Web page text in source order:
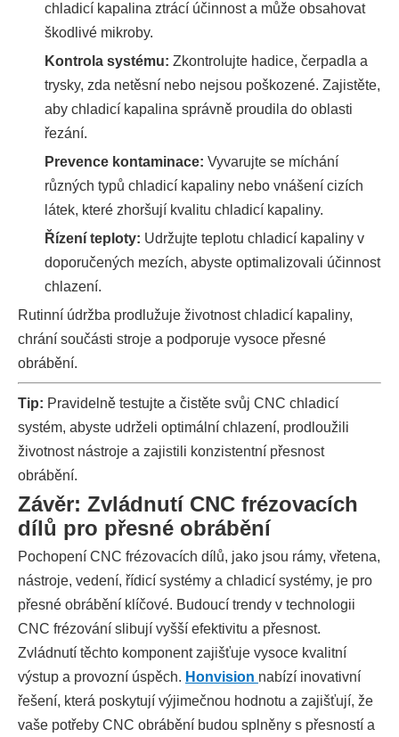
chladicí kapalina ztrácí účinnost a může obsahovat
škodlivé mikroby.
Kontrola systému: Zkontrolujte hadice, čerpadla a
trysky, zda netěsní nebo nejsou poškozené. Zajistěte,
aby chladicí kapalina správně proudila do oblasti
řezání.
Prevence kontaminace: Vyvarujte se míchání
různých typů chladicí kapaliny nebo vnášení cizích
látek, které zhoršují kvalitu chladicí kapaliny.
Řízení teploty: Udržujte teplotu chladicí kapaliny v
doporučených mezích, abyste optimalizovali účinnost
chlazení.
Rutinní údržba prodlužuje životnost chladicí kapaliny,
chrání součásti stroje a podporuje vysoce přesné
obrábění.
Tip: Pravidelně testujte a čistěte svůj CNC chladicí
systém, abyste udrželi optimální chlazení, prodloužili
životnost nástroje a zajistili konzistentní přesnost
obrábění.
Závěr: Zvládnutí CNC frézovacích
dílů pro přesné obrábění
Pochopení CNC frézovacích dílů, jako jsou rámy, vřetena,
nástroje, vedení, řídicí systémy a chladicí systémy, je pro
přesné obrábění klíčové. Budoucí trendy v technologii
CNC frézování slibují vyšší efektivitu a přesnost.
Zvládnutí těchto komponent zajišťuje vysoce kvalitní
výstup a provozní úspěch. Honvision nabízí inovativní
řešení, která poskytují výjimečnou hodnotu a zajišťují, že
vaše potřeby CNC obrábění budou splněny s přesností a